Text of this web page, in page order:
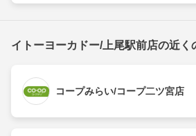
イトーヨーカドー/上尾駅前店の近く
コープみらい/コープ二ツ宮店